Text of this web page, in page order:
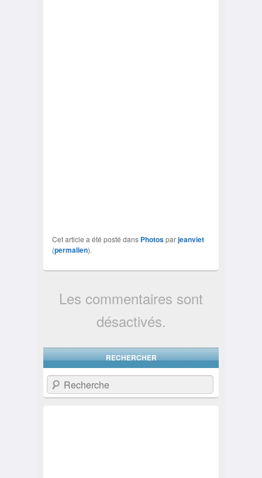
Cet article a été posté dans Photosparjeanviet
(permalien).
Les commentaires sont
désactivés.
RECHERCHER
Recherche